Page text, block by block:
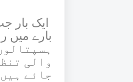
والی
جائے ہیں